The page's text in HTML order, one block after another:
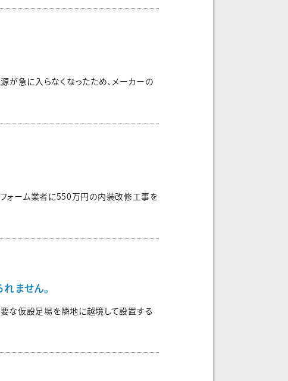
が急に入らなくなったため、メーカーの
ォーム業者に550万円の内装改修工事を
ません。
な仮設足場を隣地に越境して設置する